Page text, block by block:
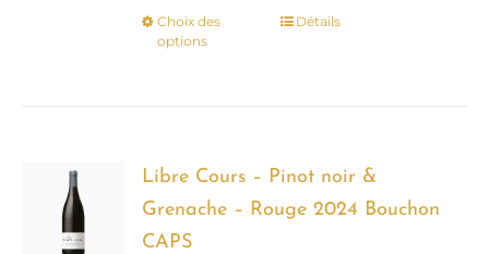
Choix des
options
Ce
options
peuvent
être
Détails
Libre Cours – Pinot noir &
Grenache – Rouge 2024 Bouchon
CAPS